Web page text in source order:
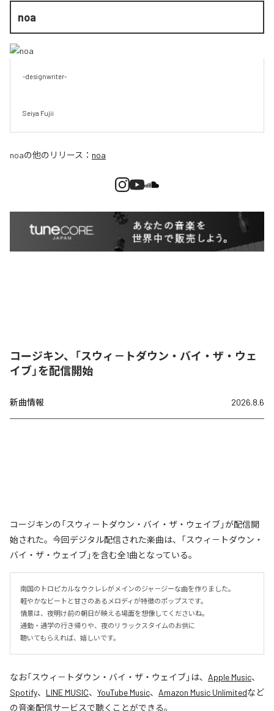
noa
-designwriter-
Seiya Fujii
noaの他のリリース： noa
コージキン、「スウィ－トダウン・バイ・ザ・ウェ
イブ」を配信開始
新曲情報 2026.8.6
コージキンの「スウィ－トダウン・バイ・ザ・ウェイブ」が配信開
始された。今回デジタル配信された楽曲は、「スウィ－トダウン・
バイ・ザ・ウェイブ」を含む全1曲となっている。
南国のトロピカルなウクレレがメインのジャ－ジーな曲を作りました。
軽やかなビートと甘さのあるメロディが特徴のポップスです。
情景は、夜明け前の朝日が映える場面を想像してくださいね。
通勤・通学の行き帰りや、夜のリラックスタイムのお供に
聴いてもらえれば、嬉しいです。
なお「スウィ－トダウン・バイ・ザ・ウェイブ」は、 Apple Music、
Spotify、 LINE MUSIC、 YouTube Music、 Amazon Music Unlimitedなど
の音楽配信サービスで聴くことができる。